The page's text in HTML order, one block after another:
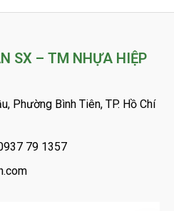
SX – TM NHỰA HIỆP
Phường Bình Tiên, TP. Hồ Chí
79 1357